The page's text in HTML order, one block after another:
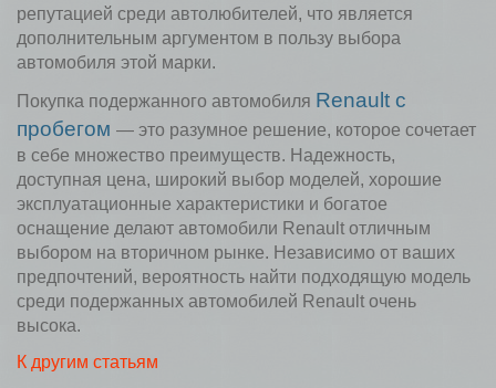
репутацией среди автолюбителей, что является
дополнительным аргументом в пользу выбора
автомобиля этой марки.
Покупка подержанного автомобиля Renault с
пробегом — это разумное решение, которое сочетает
в себе множество преимуществ. Надежность,
доступная цена, широкий выбор моделей, хорошие
эксплуатационные характеристики и богатое
оснащение делают автомобили Renault отличным
выбором на вторичном рынке. Независимо от ваших
предпочтений, вероятность найти подходящую модель
среди подержанных автомобилей Renault очень
высока.
К другим статьям